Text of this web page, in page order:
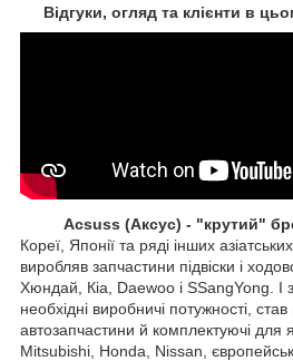
Відгуки, огляд та клієнти в
Acsuss (Аксус) - "крутий"
Кореї, Японії та ряді інших
виробляв запчастини підвіски і
Хюндай, Кіа, Daewoo і SSangYong. І
необхідні виробничі потужності,
автозапчастини й комплектуючі для
Mitsubishi, Honda, Nissan,